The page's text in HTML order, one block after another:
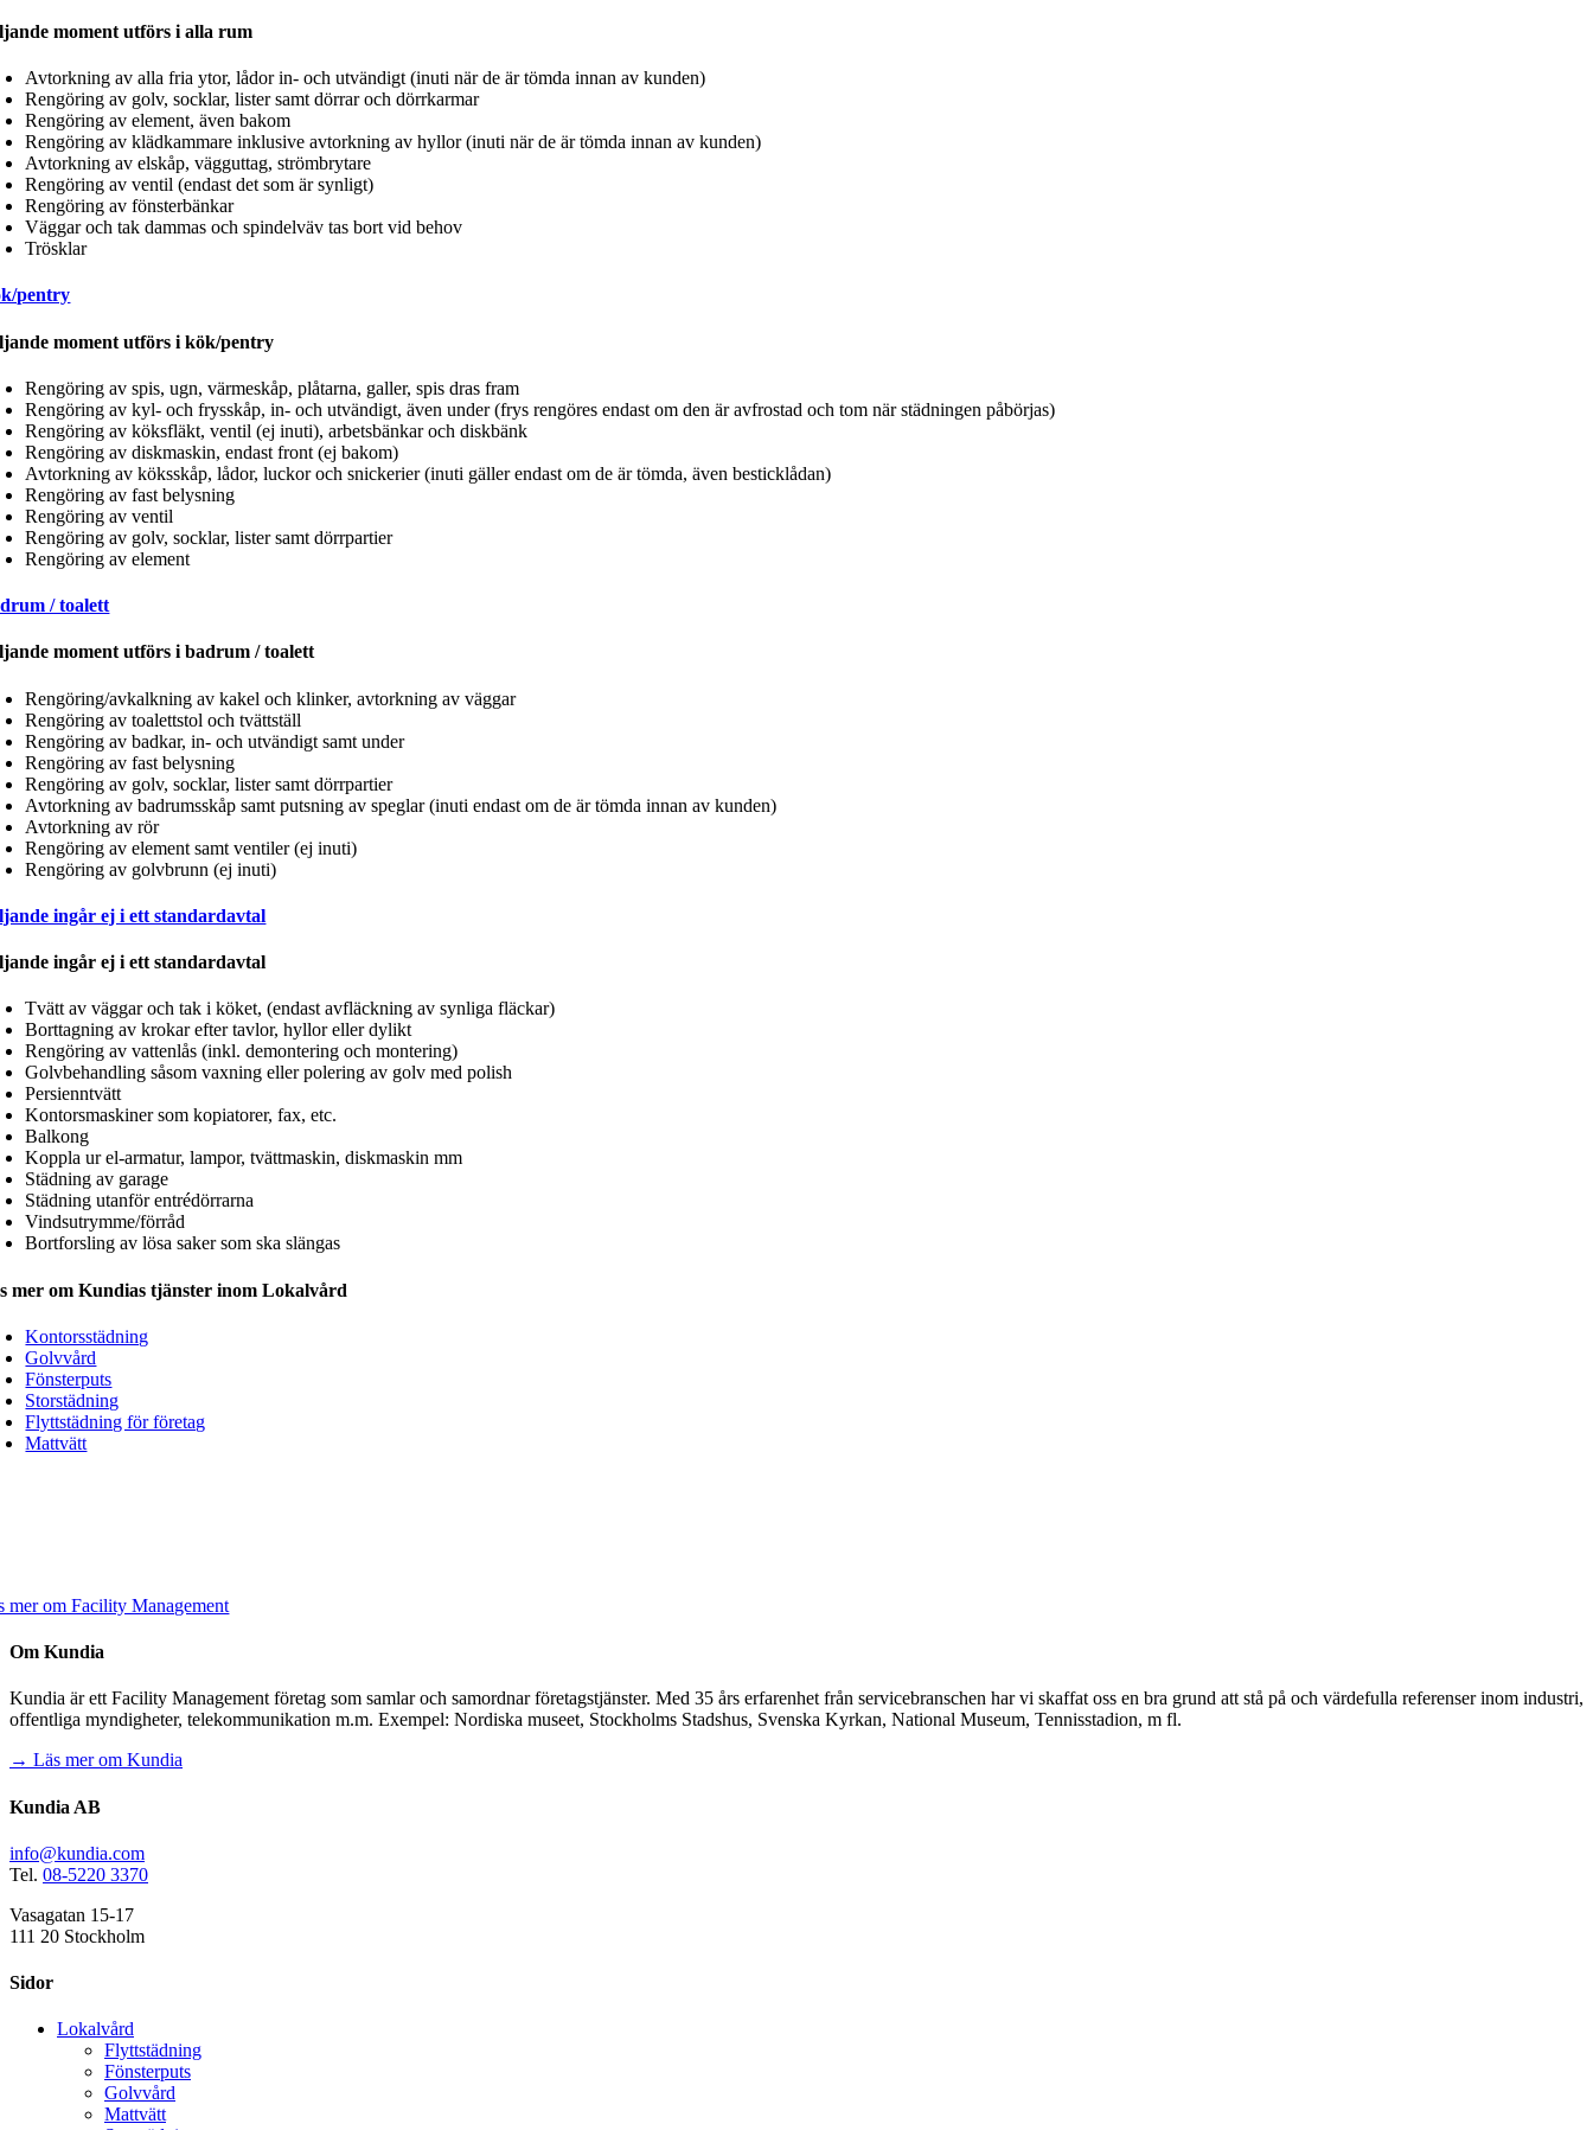
moment utförs i alla rum
Avtorkning av alla fria ytor, lådor in- och utvändigt (inuti när de är tömda innan av kunden)
Rengöring av golv, socklar, lister samt dörrar och dörrkarmar
Rengöring av element, även bakom
Rengöring av klädkammare inklusive avtorkning av hyllor (inuti när de är tömda innan av kunden)
Avtorkning av elskåp, vägguttag, strömbrytare
Rengöring av ventil (endast det som är synligt)
Rengöring av fönsterbänkar
Väggar och tak dammas och spindelväv tas bort vid behov
Trösklar
pentry
moment utförs i kök/pentry
Rengöring av spis, ugn, värmeskåp, plåtarna, galler, spis dras fram
Rengöring av kyl- och frysskåp, in- och utvändigt, även under (frys rengöres endast om den är avfrostad och tom när städningen påbörjas)
Rengöring av köksfläkt, ventil (ej inuti), arbetsbänkar och diskbänk
Rengöring av diskmaskin, endast front (ej bakom)
Avtorkning av köksskåp, lådor, luckor och snickerier (inuti gäller endast om de är tömda, även besticklådan)
Rengöring av fast belysning
Rengöring av ventil
Rengöring av golv, socklar, lister samt dörrpartier
Rengöring av element
/ toalett
moment utförs i badrum / toalett
Rengöring/avkalkning av kakel och klinker, avtorkning av väggar
Rengöring av toalettstol och tvättställ
Rengöring av badkar, in- och utvändigt samt under
Rengöring av fast belysning
Rengöring av golv, socklar, lister samt dörrpartier
Avtorkning av badrumsskåp samt putsning av speglar (inuti endast om de är tömda innan av kunden)
Avtorkning av rör
Rengöring av element samt ventiler (ej inuti)
Rengöring av golvbrunn (ej inuti)
ingår ej i ett standardavtal
ingår ej i ett standardavtal
Tvätt av väggar och tak i köket, (endast avfläckning av synliga fläckar)
Borttagning av krokar efter tavlor, hyllor eller dylikt
Rengöring av vattenlås (inkl. demontering och montering)
Golvbehandling såsom vaxning eller polering av golv med polish
Persienntvätt
Kontorsmaskiner som kopiatorer, fax, etc.
Balkong
Koppla ur el-armatur, lampor, tvättmaskin, diskmaskin mm
Städning av garage
Städning utanför entrédörrarna
Vindsutrymme/förråd
Bortforsling av lösa saker som ska slängas
mer om Kundias tjänster inom Lokalvård
Kontorsstädning
Golvvård
Fönsterputs
Storstädning
Flyttstädning för företag
Mattvätt
mer om Facility Management
Om Kundia
Kundia är ett Facility Management företag som samlar och samordnar företagstjänster. Med 35 års erfarenhet från servicebranschen har vi skaffat oss en bra grund att stå på och värdefulla referenser inom industri,
offentliga myndigheter, telekommunikation m.m. Exempel: Nordiska museet, Stockholms Stadshus, Svenska Kyrkan, National Museum, Tennisstadion, m fl.
→ Läs mer om Kundia
Kundia AB
info@kundia.com
Tel. 08-5220 3370
Vasagatan 15-17
111 20 Stockholm
Sidor
Lokalvård
Flyttstädning
Fönsterputs
Golvvård
Mattvätt